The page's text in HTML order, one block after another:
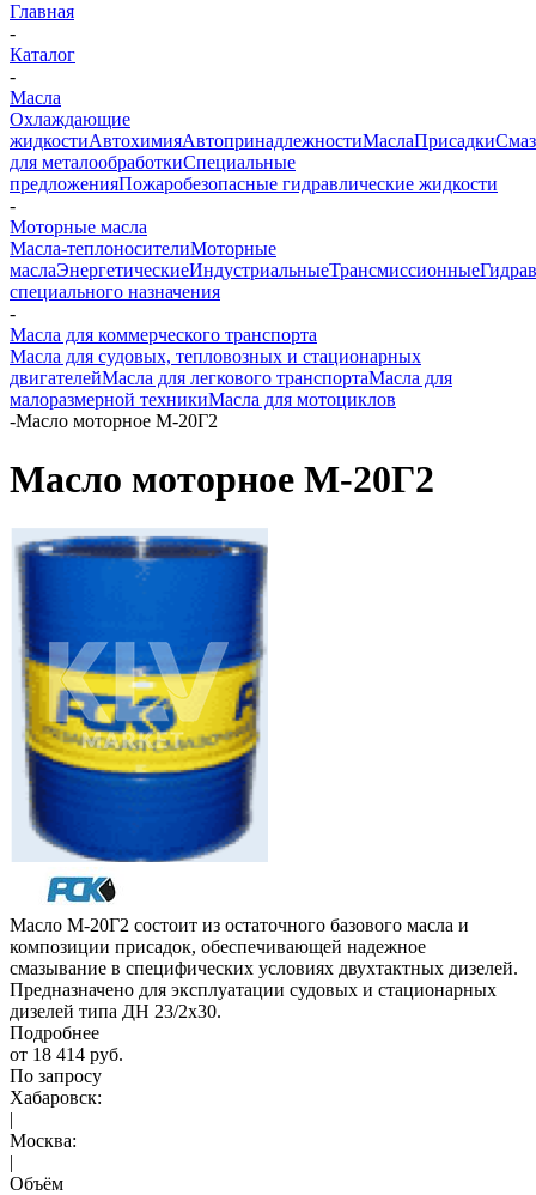
Главная
-
Каталог
-
Масла
Охлаждающие
жидкостиАвтохимияАвтопринадлежностиМаслаПрисадки
для металообработкиСпециальные
предложенияПожаробезопасные гидравлические жидкости
-
Моторные масла
Масла-теплоносителиМоторные
маслаЭнергетическиеИндустриальныеТрансмиссионные
специального назначения
-
Масла для коммерческого транспорта
Масла для судовых, тепловозных и стационарных
двигателейМасла для легкового транспортаМасла для
малоразмерной техникиМасла для мотоциклов
-Масло моторное М-20Г2
Масло моторное М-20Г2
Масло М-20Г2 состоит из остаточного базового масла и
композиции присадок, обеспечивающей надежное
смазывание в специфических условиях двухтактных дизелей.
Предназначено для эксплуатации судовых и стационарных
дизелей типа ДН 23/2х30.
Подробнее
от 18 414 руб.
По запросу
Хабаровск:
|
Москва:
|
Объём